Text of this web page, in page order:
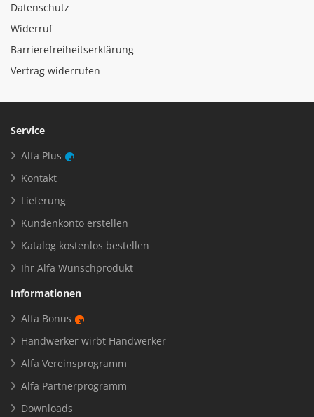
Datenschutz
Widerruf
Barrierefreiheitserklärung
Vertrag widerrufen
Service
Alfa Plus
Kontakt
Lieferung
Kundenkonto erstellen
Katalog kostenlos bestellen
Ihr Alfa Wunschprodukt
Informationen
Alfa Bonus
Handwerker wirbt Handwerker
Alfa Vereinsprogramm
Alfa Partnerprogramm
Downloads